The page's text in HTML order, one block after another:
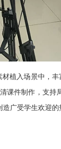
植入场景中，
课件制作，支持
广受学生欢迎的